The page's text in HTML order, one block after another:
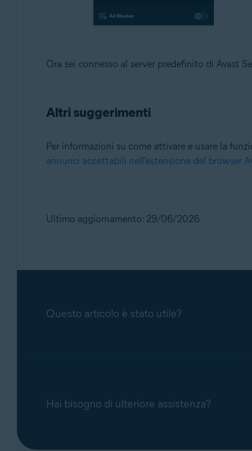
Ora sei connesso al server predefinito di Avast
Altri suggerimenti
Per informazioni su come attivare e usare la
annunci accettabili nell'estensione del browser
Ultimo aggiornamento: 29/06/2026
Questo articolo è stato utile?
Hai bisogno di ulteriore assistenza?